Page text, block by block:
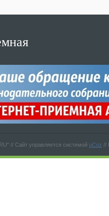
// Сайт управляется системой uCoz //